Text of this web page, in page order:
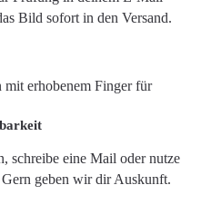
Bild sofort in den Versand.
schreibe eine Mail oder nutze
geben wir dir Auskunft.